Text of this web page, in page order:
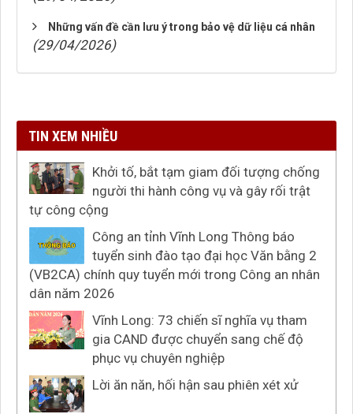
Những vấn đề cần lưu ý trong bảo vệ dữ liệu cá nhân
(29/04/2026)
TIN XEM NHIỀU
Khởi tố, bắt tạm giam đối tượng chống
người thi hành công vụ và gây rối trật
tự công cộng
Công an tỉnh Vĩnh Long Thông báo
tuyển sinh đào tạo đại học Văn bằng 2
(VB2CA) chính quy tuyển mới trong Công an nhân
dân năm 2026
Vĩnh Long: 73 chiến sĩ nghĩa vụ tham
gia CAND được chuyển sang chế độ
phục vụ chuyên nghiệp
Lời ăn năn, hối hận sau phiên xét xử